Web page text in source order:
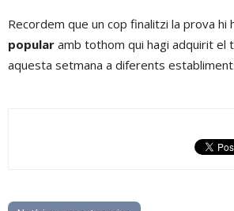
Recordem que un cop finalitzi la prova hi
popular amb tothom qui hagi adquirit el
aquesta setmana a diferents